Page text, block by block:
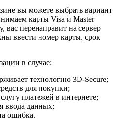
вы можете выбрать вариант
карты Visa и Master
вас перенаправит на сервер
ввести номер карты, срок
в случае:
технологию 3D-Secure;
для покупки;
платежей в интернете;
ввода данных;
ошибка.